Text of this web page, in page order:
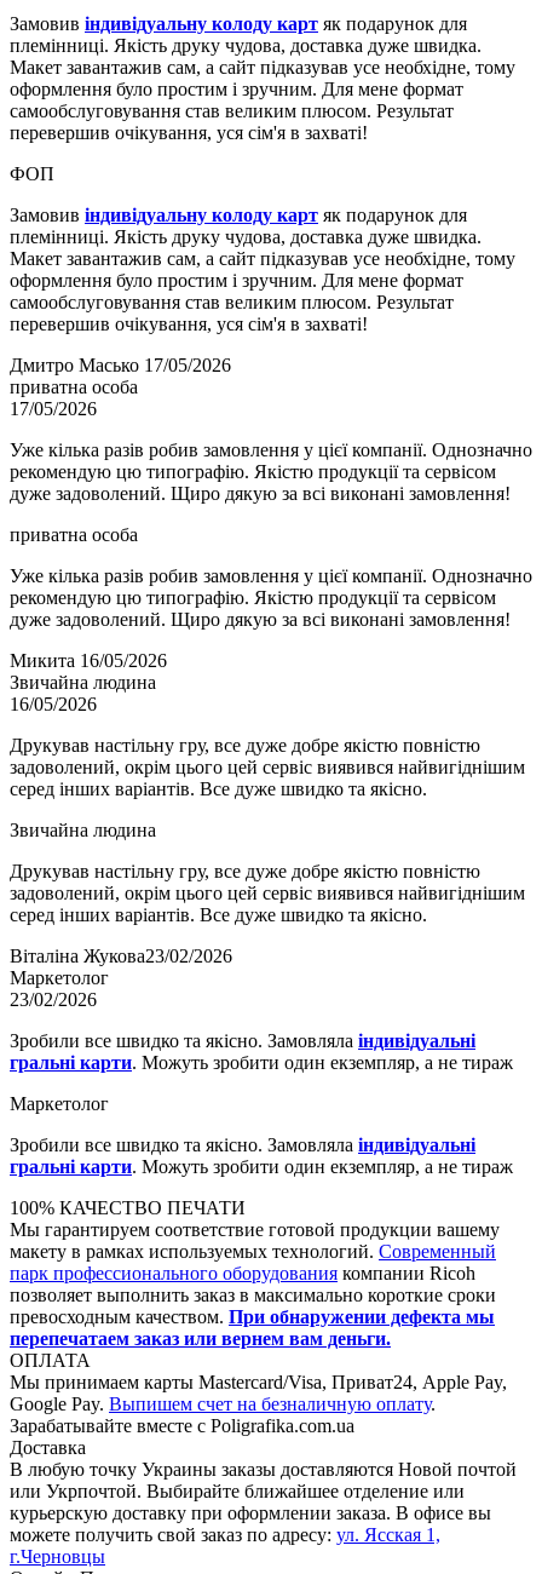
Замовив індивідуальну колоду карт як подарунок для
племінниці. Якість друку чудова, доставка дуже швидка.
Макет завантажив сам, а сайт підказував усе необхідне, тому
оформлення було простим і зручним. Для мене формат
самообслуговування став великим плюсом. Результат
перевершив очікування, уся сім'я в захваті!
ФОП
Замовив індивідуальну колоду карт як подарунок для
племінниці. Якість друку чудова, доставка дуже швидка.
Макет завантажив сам, а сайт підказував усе необхідне, тому
оформлення було простим і зручним. Для мене формат
самообслуговування став великим плюсом. Результат
перевершив очікування, уся сім'я в захваті!
Дмитро Масько 17/05/2026
приватна особа
17/05/2026
Уже кілька разів робив замовлення у цієї компанії. Однозначно
рекомендую цю типографію. Якістю продукції та сервісом
дуже задоволений. Щиро дякую за всі виконані замовлення!
приватна особа
Уже кілька разів робив замовлення у цієї компанії. Однозначно
рекомендую цю типографію. Якістю продукції та сервісом
дуже задоволений. Щиро дякую за всі виконані замовлення!
Микита 16/05/2026
Звичайна людина
16/05/2026
Друкував настільну гру, все дуже добре якістю повністю
задоволений, окрім цього цей сервіс виявився найвигіднішим
серед інших варіантів. Все дуже швидко та якісно.
Звичайна людина
Друкував настільну гру, все дуже добре якістю повністю
задоволений, окрім цього цей сервіс виявився найвигіднішим
серед інших варіантів. Все дуже швидко та якісно.
Віталіна Жукова23/02/2026
Маркетолог
23/02/2026
Зробили все швидко та якісно. Замовляла індивідуальні
гральні карти. Можуть зробити один екземпляр, а не тираж
Маркетолог
Зробили все швидко та якісно. Замовляла індивідуальні
гральні карти. Можуть зробити один екземпляр, а не тираж
100% КАЧЕСТВО ПЕЧАТИ
Мы гарантируем соответствие готовой продукции вашему
макету в рамках используемых технологий. Современный
парк профессионального оборудования компании Ricoh
позволяет выполнить заказ в максимально короткие сроки
превосходным качеством. При обнаружении дефекта мы
перепечатаем заказ или вернем вам деньги.
ОПЛАТА
Мы принимаем карты Mastercard/Visa, Приват24, Apple Pay,
Google Pay. Выпишем счет на безналичную оплату.
Зарабатывайте вместе с Poligrafika.com.ua
Доставка
В любую точку Украины заказы доставляются Новой почтой
или Укрпочтой. Выбирайте ближайшее отделение или
курьерскую доставку при оформлении заказа. В офисе вы
можете получить свой заказ по адресу: ул. Ясcкая 1,
г.Черновцы